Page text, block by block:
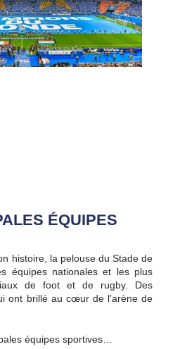
ÉQUIPES
histoire, la pelouse du Stade de
équipes nationales et les plus
de foot et de rugby. Des
ont brillé au cœur de l’arène de
équipes sportives…